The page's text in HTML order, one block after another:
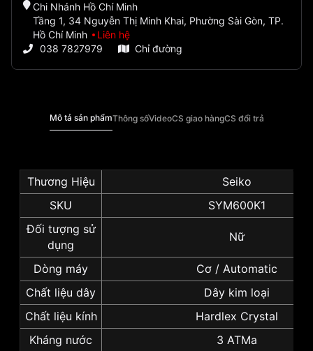
Chi Nhánh Hồ Chí Minh
Tầng 1, 34 Nguyễn Thị Minh Khai, Phường Sài Gòn, TP.
Hồ Chí Minh
Liên hệ
038 7827979
Chỉ đường
Mô tả sản phẩmThông sốVideoCS giao hàngCS đổi trả
Thương Hiệu
Seiko
SKU
SYM600K1
Đối tượng sử
dụng
Nữ
Dòng máy
Cơ / Automatic
Chất liệu dây
Dây kim loại
Chất liệu kính
Hardlex Crystal
Kháng nước
3 ATMa